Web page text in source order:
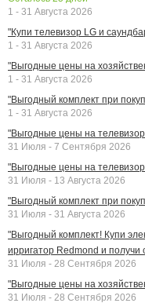
1 - 31 Августа 2026
"Купи телевизор LG и
1 - 31 Августа 2026
"Выгодные цены на
1 - 31 Августа 2026
"Выгодный комплект при
1 - 31 Августа 2026
"Выгодные цены на
31 Июля - 7 Сентября 2026
"Выгодные цены на
31 Июля - 13 Августа 2026
"Выгодный комплект при
31 Июля - 31 Августа 2026
"Выгодный комплект! Купи
ирригатор Redmond и получи
31 Июля - 28 Сентября 2026
"Выгодные цены на
31 Июля - 28 Сентября 2026